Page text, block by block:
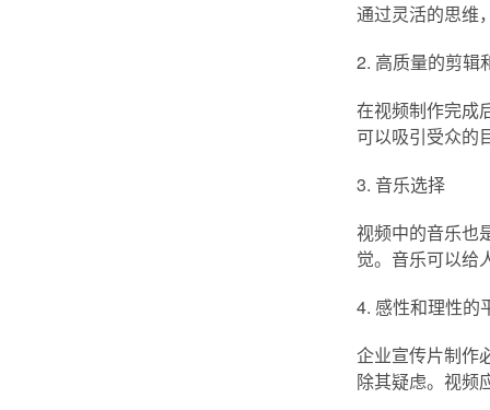
通过灵活的思维
2. 高质量的剪辑
在视频制作完成
可以吸引受众的
3. 音乐选择
视频中的音乐也
觉。音乐可以给
4. 感性和理性的
企业宣传片制作
除其疑虑。视频